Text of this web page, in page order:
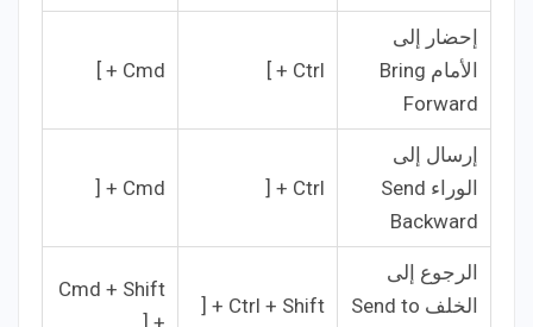
إحضار إلى
الأمام Bring
Forward
Ctrl + ]
Cmd + ]
إرسال إلى
الوراء Send
Backward
Ctrl + [
Cmd + [
الرجوع إلى
الخلف Send to
Ctrl + Shift + [
Cmd + Shift